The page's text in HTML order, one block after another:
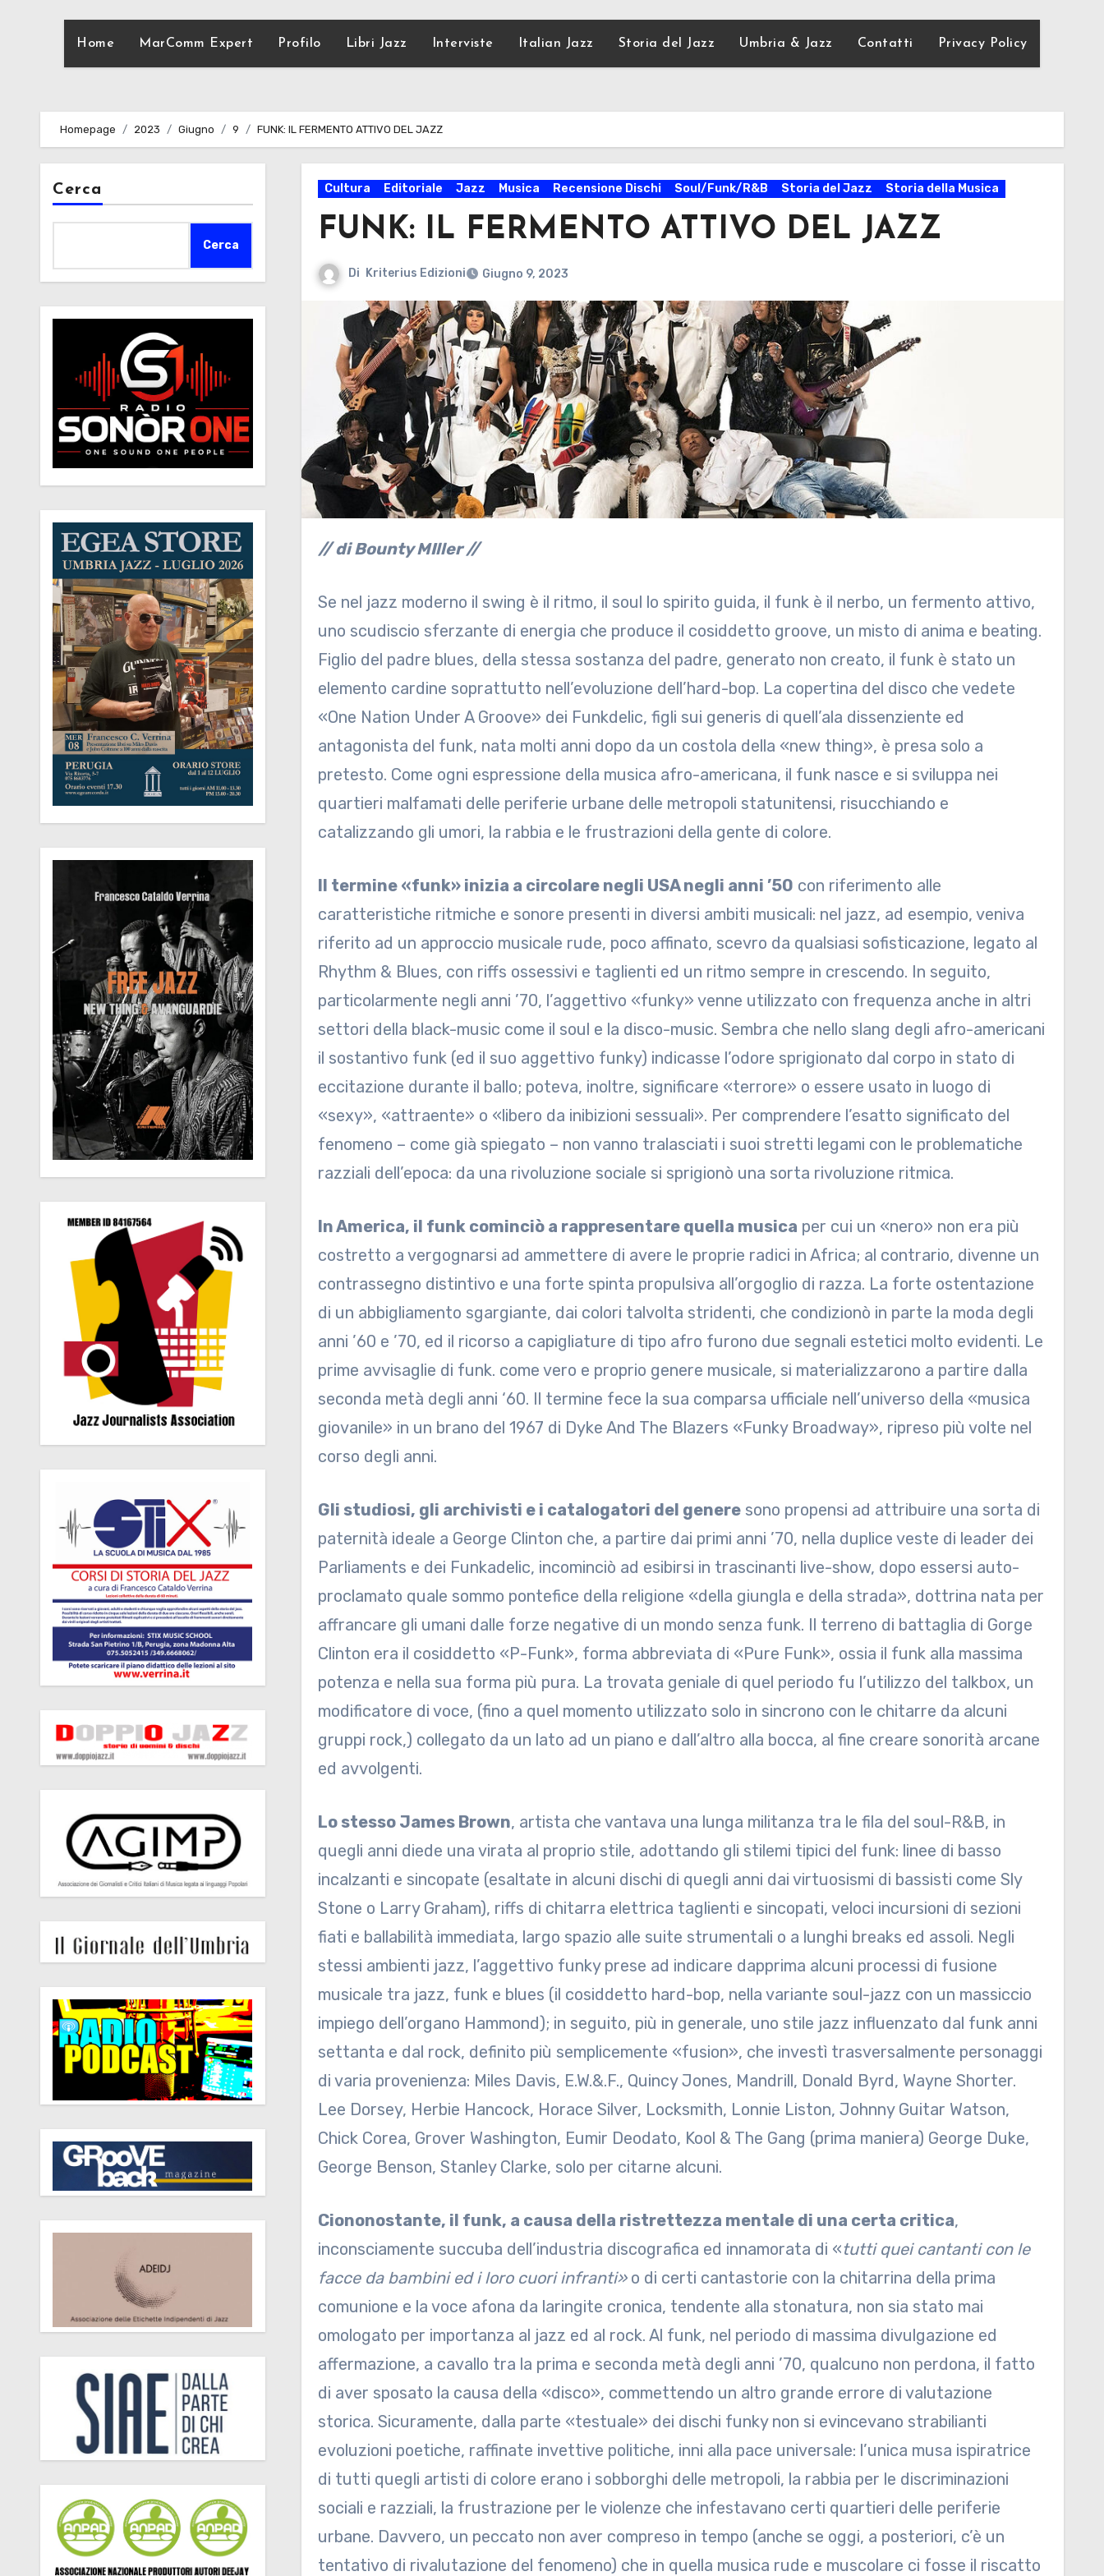
Home MarComm Expert Profilo Libri Jazz Interviste Italian Jazz Storia del Jazz Umbria & Jazz Contatti Privacy Policy
Homepage 2023 Giugno 9 FUNK: IL FERMENTO ATTIVO DEL JAZZ
Cerca
Cerca
Cultura Editoriale Jazz Musica Recensione Dischi Soul/Funk/R&B Storia del Jazz Storia della Musica
FUNK: IL FERMENTO ATTIVO DEL JAZZ
Di Kriterius Edizioni Giugno 9, 2023
// di Bounty MIller //
Se nel jazz moderno il swing è il ritmo, il soul lo spirito guida, il funk è il nerbo, un fermento attivo,
uno scudiscio sferzante di energia che produce il cosiddetto groove, un misto di anima e beating.
Figlio del padre blues, della stessa sostanza del padre, generato non creato, il funk è stato un
elemento cardine soprattutto nell’evoluzione dell’hard-bop. La copertina del disco che vedete
«One Nation Under A Groove» dei Funkdelic, figli sui generis di quell’ala dissenziente ed
antagonista del funk, nata molti anni dopo da un costola della «new thing», è presa solo a
pretesto. Come ogni espressione della musica afro-americana, il funk nasce e si sviluppa nei
quartieri malfamati delle periferie urbane delle metropoli statunitensi, risucchiando e
catalizzando gli umori, la rabbia e le frustrazioni della gente di colore.
Il termine «funk» inizia a circolare negli USA negli anni ’50 con riferimento alle
caratteristiche ritmiche e sonore presenti in diversi ambiti musicali: nel jazz, ad esempio, veniva
riferito ad un approccio musicale rude, poco affinato, scevro da qualsiasi sofisticazione, legato al
Rhythm & Blues, con riffs ossessivi e taglienti ed un ritmo sempre in crescendo. In seguito,
particolarmente negli anni ’70, l’aggettivo «funky» venne utilizzato con frequenza anche in altri
settori della black-music come il soul e la disco-music. Sembra che nello slang degli afro-americani
il sostantivo funk (ed il suo aggettivo funky) indicasse l’odore sprigionato dal corpo in stato di
eccitazione durante il ballo; poteva, inoltre, significare «terrore» o essere usato in luogo di
«sexy», «attraente» o «libero da inibizioni sessuali». Per comprendere l’esatto significato del
fenomeno – come già spiegato – non vanno tralasciati i suoi stretti legami con le problematiche
razziali dell’epoca: da una rivoluzione sociale si sprigionò una sorta rivoluzione ritmica.
In America, il funk cominciò a rappresentare quella musica per cui un «nero» non era più
costretto a vergognarsi ad ammettere di avere le proprie radici in Africa; al contrario, divenne un
contrassegno distintivo e una forte spinta propulsiva all’orgoglio di razza. La forte ostentazione
di un abbigliamento sgargiante, dai colori talvolta stridenti, che condizionò in parte la moda degli
anni ’60 e ’70, ed il ricorso a capigliature di tipo afro furono due segnali estetici molto evidenti. Le
prime avvisaglie di funk. come vero e proprio genere musicale, si materializzarono a partire dalla
seconda metà degli anni ‘60. Il termine fece la sua comparsa ufficiale nell’universo della «musica
giovanile» in un brano del 1967 di Dyke And The Blazers «Funky Broadway», ripreso più volte nel
corso degli anni.
Gli studiosi, gli archivisti e i catalogatori del generesono propensi ad attribuire una sorta di
paternità ideale a George Clinton che, a partire dai primi anni ’70, nella duplice veste di leader dei
Parliaments e dei Funkadelic, incominciò ad esibirsi in trascinanti live-show, dopo essersi auto-
proclamato quale sommo pontefice della religione «della giungla e della strada», dottrina nata per
affrancare gli umani dalle forze negative di un mondo senza funk. Il terreno di battaglia di Gorge
Clinton era il cosiddetto «P-Funk», forma abbreviata di «Pure Funk», ossia il funk alla massima
potenza e nella sua forma più pura. La trovata geniale di quel periodo fu l’utilizzo del talkbox, un
modificatore di voce, (fino a quel momento utilizzato solo in sincrono con le chitarre da alcuni
gruppi rock,) collegato da un lato ad un piano e dall’altro alla bocca, al fine creare sonorità arcane
ed avvolgenti.
Lo stesso James Brown, artista che vantava una lunga militanza tra le fila del soul-R&B, in
quegli anni diede una virata al proprio stile, adottando gli stilemi tipici del funk: linee di basso
incalzanti e sincopate (esaltate in alcuni dischi di quegli anni dai virtuosismi di bassisti come Sly
Stone o Larry Graham), riffs di chitarra elettrica taglienti e sincopati, veloci incursioni di sezioni
fiati e ballabilità immediata, largo spazio alle suite strumentali o a lunghi breaks ed assoli. Negli
stessi ambienti jazz, l’aggettivo funky prese ad indicare dapprima alcuni processi di fusione
musicale tra jazz, funk e blues (il cosiddetto hard-bop, nella variante soul-jazz con un massiccio
impiego dell’organo Hammond); in seguito, più in generale, uno stile jazz influenzato dal funk anni
settanta e dal rock, definito più semplicemente «fusion», che investì trasversalmente personaggi
di varia provenienza: Miles Davis, E.W.&.F., Quincy Jones, Mandrill, Donald Byrd, Wayne Shorter.
Lee Dorsey, Herbie Hancock, Horace Silver, Locksmith, Lonnie Liston, Johnny Guitar Watson,
Chick Corea, Grover Washington, Eumir Deodato, Kool & The Gang (prima maniera) George Duke,
George Benson, Stanley Clarke, solo per citarne alcuni.
Ciononostante, il funk, a causa della ristrettezza mentale di una certa critica,
inconsciamente succuba dell’industria discografica ed innamorata di «tutti quei cantanti con le
facce da bambini ed i loro cuori infranti» o di certi cantastorie con la chitarrina della prima
comunione e la voce afona da laringite cronica, tendente alla stonatura, non sia stato mai
omologato per importanza al jazz ed al rock. Al funk, nel periodo di massima divulgazione ed
affermazione, a cavallo tra la prima e seconda metà degli anni ’70, qualcuno non perdona, il fatto
di aver sposato la causa della «disco», commettendo un altro grande errore di valutazione
storica. Sicuramente, dalla parte «testuale» dei dischi funky non si evincevano strabilianti
evoluzioni poetiche, raffinate invettive politiche, inni alla pace universale: l’unica musa ispiratrice
di tutti quegli artisti di colore erano i sobborghi delle metropoli, la rabbia per le discriminazioni
sociali e razziali, la frustrazione per le violenze che infestavano certi quartieri delle periferie
urbane. Davvero, un peccato non aver compreso in tempo (anche se oggi, a posteriori, c’è un
tentativo di rivalutazione del fenomeno) che in quella musica rude e muscolare ci fosse il riscatto